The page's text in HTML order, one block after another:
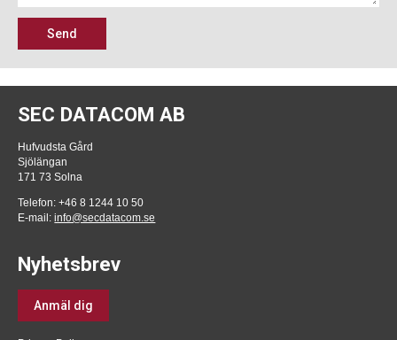
Send
SEC DATACOM AB
Hufvudsta Gård
Sjölängan
171 73 Solna
Telefon: +46 8 1244 10 50
E-mail:info@secdatacom.se
Nyhetsbrev
Anmäl dig